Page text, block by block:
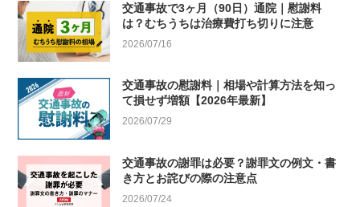
交通事故で3ヶ月（90日）通院｜慰謝料
は？むちうちは治療費打ち切りに注意
2026/07/16
交通事故の慰謝料｜相場や計算方法を知っ
て損せず増額【2026年最新】
2026/07/29
交通事故の謝罪は必要？謝罪文の例文・書
き方とお詫びの際の注意点
2026/07/24